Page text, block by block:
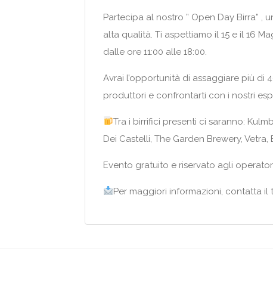
Partecipa al nostro ” Open Day Birra”
alta qualità. Ti aspettiamo il 15 e il 16
dalle ore 11:00 alle 18:00.
Avrai l’opportunità di assaggiare più di
produttori e confrontarti con i nostri
Tra i birrifici presenti ci saranno:
Dei Castelli, The Garden Brewery,
Evento gratuito e riservato agli
Per maggiori informazioni, contatta il